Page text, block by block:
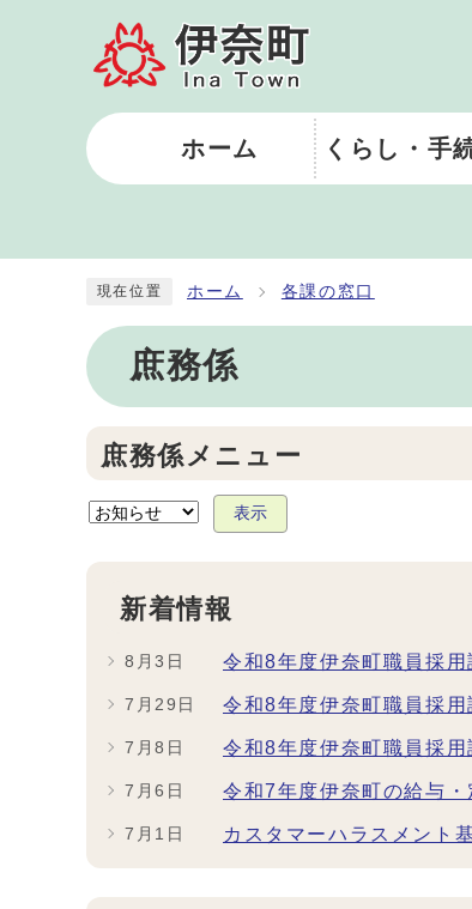
ホーム くらし・手
現在位置 ホーム 各課の窓口
庶務係
庶務係メニュー
表示
新着情報
8月3日 令和8年度伊奈町職員採
7月29日 令和8年度伊奈町職員採
7月8日 令和8年度伊奈町職員採
7月6日 令和7年度伊奈町の給与
7月1日 カスタマーハラスメント